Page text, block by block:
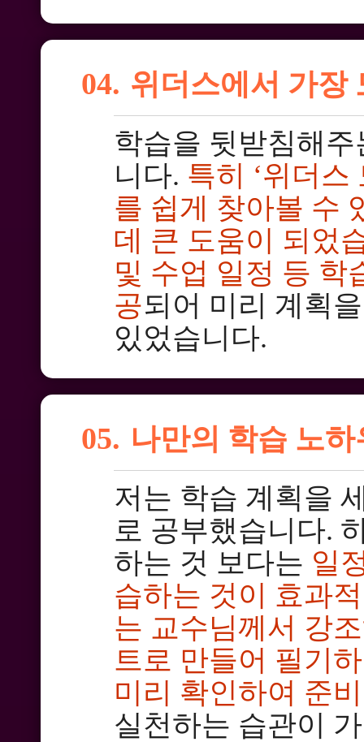
04. 위더스에서 가장
학습을 뒷받침해
니다. 특히 ‘위더
를 쉽게 찾아볼 수
데 큰 도움이 되었
및 수업 일정 등 학
공되어 미리 계획
있었습니다.
05. 나만의 학습 노
저는 학습 계획을
로 공부했습니다.
하는 것 보다는 일
습하는 것이 효과
는 교수님께서 강
트로 만들어 필기
미리 확인하여 준
실천하는 습관이